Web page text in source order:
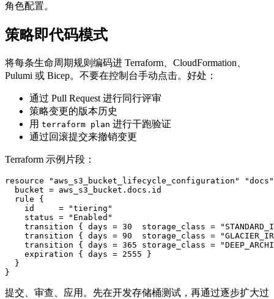
角色配置。
策略即代码模式
将每条生命周期规则编码进 Terraform、CloudFormation、
Pulumi 或 Bicep。不要在控制台手动点击。好处：
通过 Pull Request 进行同行评审
策略变更的版本历史
用 terraform plan 进行干跑验证
通过回滚提交来撤销变更
Terraform 示例片段：
resource "aws_s3_bucket_lifecycle_configuration"
  bucket = aws_s3_bucket.docs.id
  rule {
    id     = "tiering"
    status = "Enabled"
transition { days = 30  storage_class =
transition { days = 90  storage_class =
transition { days = 365 storage_class =
    expiration { days = 2555 }
  }
提交、审查、应用。先在开发存储桶测试，再通过逐步扩大过